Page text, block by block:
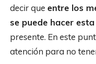
decir que entre los
se puede hacer
presente. En este
atención para no